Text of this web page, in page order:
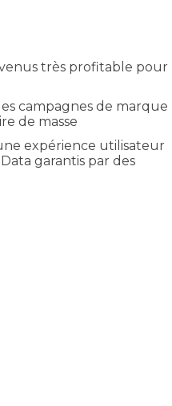
très profitable pour
campagnes de marque
de masse
expérience utilisateur
garantis par des